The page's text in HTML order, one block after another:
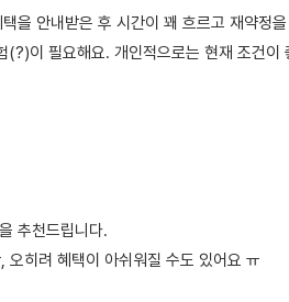
을 안내받은 후 시간이 꽤 흐르고 재약정
이 필요해요. 개인적으로는 현재 조건이
추천드립니다.
히려 혜택이 아쉬워질 수도 있어요 ㅠ